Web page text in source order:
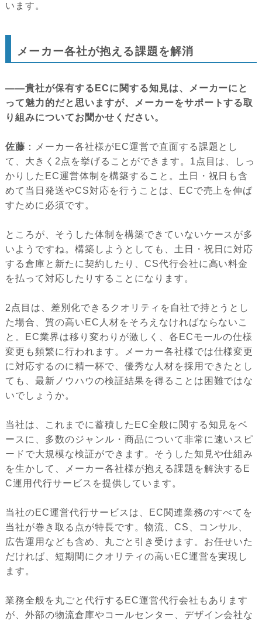
います。
メーカー各社が抱える課題を解消
――貴社が保有するECに関する知見は、メーカーにと
って魅力的だと思いますが、メーカーをサポートする取
り組みについてお聞かせください。
佐藤 ：メーカー各社様がEC運営で直面する課題とし
て、大きく2点を挙げることができます。1点目は、しっ
かりしたEC運営体制を構築すること。土日・祝日も含
めて当日発送やCS対応を行うことは、ECで売上を伸ば
すために必須です。
ところが、そうした体制を構築できていないケースが多
いようですね。構築しようとしても、土日・祝日に対応
する倉庫と新たに契約したり、CS代行会社に高い料金
を払って対応したりすることになります。
2点目は、差別化できるクオリティを自社で持とうとし
た場合、質の高いEC人材をそろえなければならないこ
と。EC業界は移り変わりが激しく、各ECモールの仕様
変更も頻繁に行われます。メーカー各社様では仕様変更
に対応するのに精一杯で、優秀な人材を採用できたとし
ても、最新ノウハウの検証結果を得ることは困難ではな
いでしょうか。
当社は、これまでに蓄積したEC全般に関する知見をベ
ースに、多数のジャンル・商品について非常に速いスピ
ードで大規模な検証ができます。そうした知見や仕組み
を生かして、メーカー各社様が抱える課題を解決するE
C運用代行サービスを提供しています。
当社のEC運営代行サービスは、EC関連業務のすべてを
当社が巻き取る点が特長です。物流、CS、コンサル、
広告運用なども含め、丸ごと引き受けます。お任せいた
だければ、短期間にクオリティの高いEC運営を実現し
ます。
業務全般を丸ごと代行するEC運営代行会社もあります
が、外部の物流倉庫やコールセンター、デザイン会社な